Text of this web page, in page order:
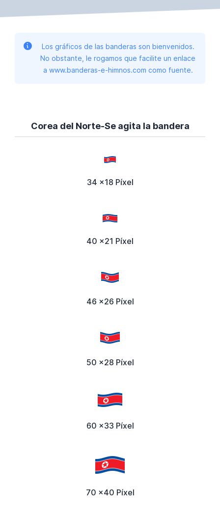
Los gráficos de las banderas son bienvenidos.
No obstante, le rogamos que facilite un enlace
a www.banderas-e-himnos.com como fuente.
Corea del Norte-Se agita la bandera
34 x18 Píxel
40 x21 Píxel
46 x26 Píxel
50 x28 Píxel
60 x33 Píxel
70 x40 Píxel